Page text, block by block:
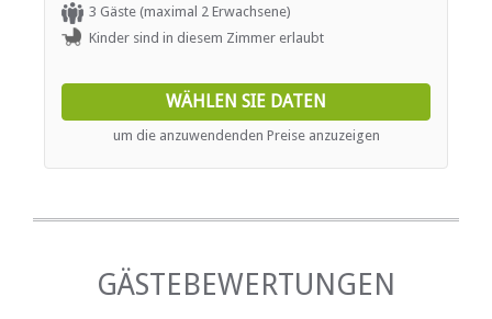
hand basin and WC. Linen, towels and hairdryers are
provided. The kitchen features a two-plate stove,
microwave, fridge and tea and coffee making facilities.
available. The unit leads out onto a balcony. Private braai
facilities are available for our guests.
3 Gäste (maximal 2 Erwachsene)
Kinder sind in diesem Zimmer erlaubt
WÄHLEN SIE DATEN
um die anzuwendenden Preise anzuzeigen
GÄSTEBEWERTUNGEN